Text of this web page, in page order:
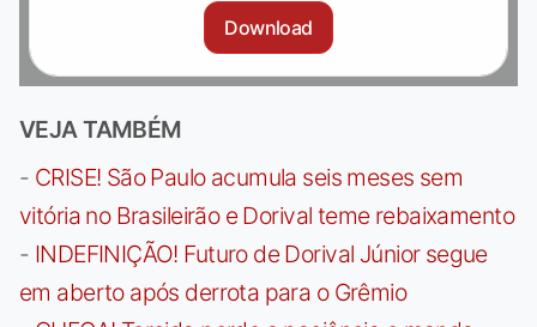
Download
VEJA TAMBÉM
- CRISE! São Paulo acumula seis meses sem
vitória no Brasileirão e Dorival teme rebaixamento
- INDEFINIÇÃO! Futuro de Dorival Júnior segue
em aberto após derrota para o Grêmio